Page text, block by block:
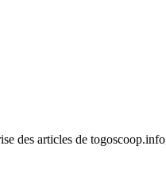
des articles de